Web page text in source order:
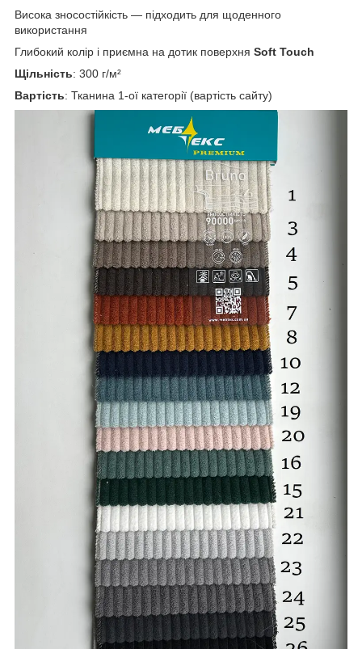
Висока зносостійкість — підходить для щоденного
використання
Глибокий колір і приємна на дотик поверхня Soft Touch
Щільність: 300 г/м²
Вартість: Тканина 1-ої категорії (вартість сайту)